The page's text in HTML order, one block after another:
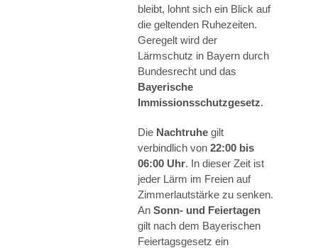
bleibt, lohnt sich ein Blick auf
die geltenden Ruhezeiten.
Geregelt wird der
Lärmschutz in Bayern durch
Bundesrecht und das
Bayerische
Immissionsschutzgesetz.
Die Nachtruhe gilt
verbindlich von22:00 bis
06:00 Uhr. In dieser Zeit ist
jeder Lärm im Freien auf
Zimmerlautstärke zu senken.
AnSonn- und Feiertagen
gilt nach dem Bayerischen
Feiertagsgesetz ein